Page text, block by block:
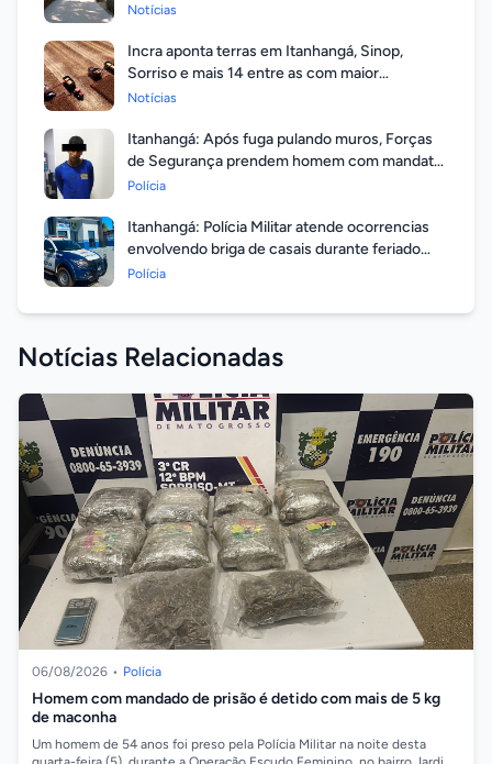
Notícias
Incra aponta terras em Itanhangá, Sinop,
Sorriso e mais 14 entre as com maior
valorização
Notícias
Itanhangá: Após fuga pulando muros, Forças
de Segurança prendem homem com mandato
em aberto por homicídio
Polícia
Itanhangá: Polícia Militar atende ocorrencias
envolvendo briga de casais durante feriado
prolongado
Polícia
Notícias Relacionadas
06/08/2026 • Polícia
Homem com mandado de prisão é detido com mais de 5 kg
de maconha
Um homem de 54 anos foi preso pela Polícia Militar na noite desta